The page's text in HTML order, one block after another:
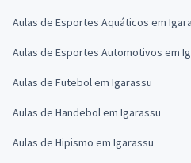
Aulas de Esportes Aquáticos em
Aulas de Esportes Automotivos em
Aulas de Futebol em Igarassu
Aulas de Handebol em Igarassu
Aulas de Hipismo em Igarassu